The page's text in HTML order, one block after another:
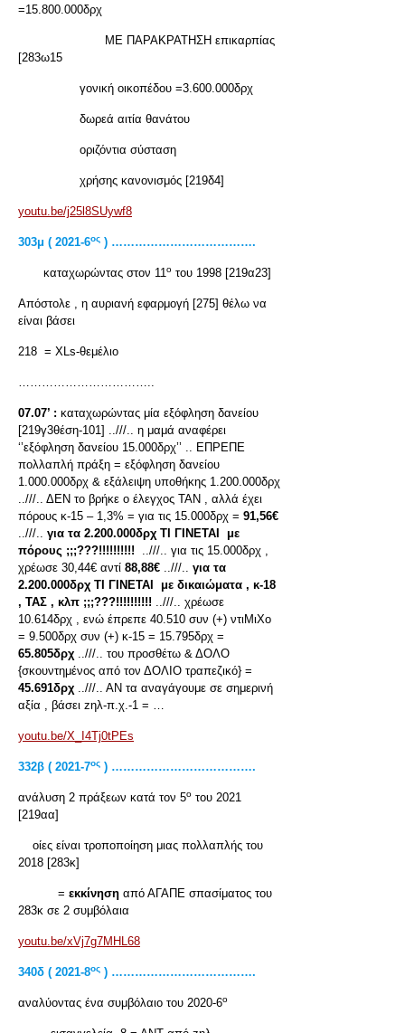
=15.800.000δρχ
ΜΕ ΠΑΡΑΚΡΑΤΗΣΗ επικαρπίας
[283ω15
γονική οικοπέδου =3.600.000δρχ
δωρεά αιτία θανάτου
οριζόντια σύσταση
χρήσης κανονισμός [219δ4]
youtu.be/j25l8SUywf8
303μ ( 2021-6ος ) ……………………………….
καταχωρώντας στον 11ο του 1998 [219α23]
Απόστολε , η αυριανή εφαρμογή [275] θέλω να
είναι βάσει
218 = XLs-θεμέλιο
……………………………..
07.07’ : καταχωρώντας μία εξόφληση δανείου
[219γ3θέση-101] ..///.. η μαμά αναφέρει
‘’εξόφληση δανείου 15.000δρχ’’ .. ΕΠΡΕΠΕ
πολλαπλή πράξη = εξόφληση δανείου
1.000.000δρχ & εξάλειψη υποθήκης 1.200.000δρχ
..///.. ΔΕΝ το βρήκε ο έλεγχος ΤΑΝ , αλλά έχει
πόρους κ-15 – 1,3% = για τις 15.000δρχ = 91,56€
..///.. για τα 2.200.000δρχ ΤΙ ΓΙΝΕΤΑΙ με
πόρους ;;;???!!!!!!!!!! ..///.. για τις 15.000δρχ ,
χρέωσε 30,44€ αντί 88,88€ ..///.. για τα
2.200.000δρχ ΤΙ ΓΙΝΕΤΑΙ με δικαιώματα , κ-18
, ΤΑΣ , κλπ ;;;???!!!!!!!!!! ..///.. χρέωσε
10.614δρχ , ενώ έπρεπε 40.510 συν (+) ντιΜιΧο
= 9.500δρχ συν (+) κ-15 = 15.795δρχ =
65.805δρχ ..///.. του προσθέτω & ΔΟΛΟ
{σκουντημένος από τον ΔΟΛΙΟ τραπεζικό} =
45.691δρχ ..///.. ΑΝ τα αναγάγουμε σε σημερινή
αξία , βάσει zηλ-π.χ.-1 = …
youtu.be/X_I4Tj0tPEs
332β ( 2021-7ος ) ……………………………….
ανάλυση 2 πράξεων κατά τον 5ο του 2021
[219αα]
οίες είναι τροποποίηση μιας πολλαπλής του
2018 [283κ]
= εκκίνηση από ΑΓΑΠΕ σπασίματος του
283κ σε 2 συμβόλαια
youtu.be/xVj7g7MHL68
340δ ( 2021-8ος ) ……………………………….
αναλύοντας ένα συμβόλαιο του 2020-6ο